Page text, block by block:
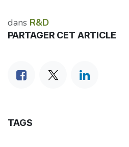
dans R&D
PARTAGER CET ARTICLE
TAGS